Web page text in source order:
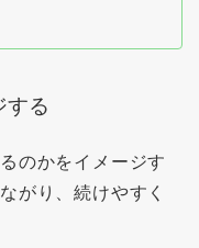
する
のかをイメージす
がり、続けやすく